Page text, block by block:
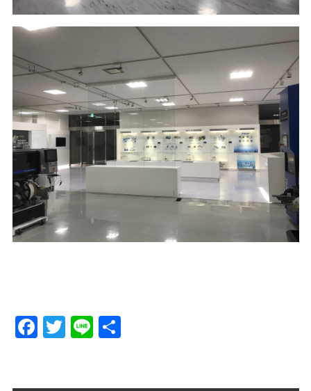
Facebook
Twitter
LineShare